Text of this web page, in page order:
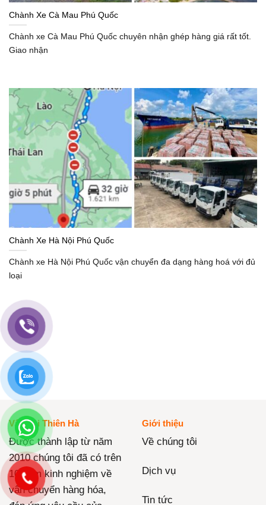
Chành Xe Cà Mau Phú Quốc
Chành xe Cà Mau Phú Quốc chuyên nhận ghép hàng giá rất tốt.
Giao nhận
Chành Xe Hà Nội Phú Quốc
Chành xe Hà Nội Phú Quốc vận chuyển đa dạng hàng hoá với đủ
loại
Vận Tải Thiên Hà
Được thành lập từ năm
2010 chúng tôi đã có trên
10 năm kinh nghiệm về
vận chuyển hàng hóa,
Giới thiệu
Về chúng tôi
Dịch vụ
Tin tức